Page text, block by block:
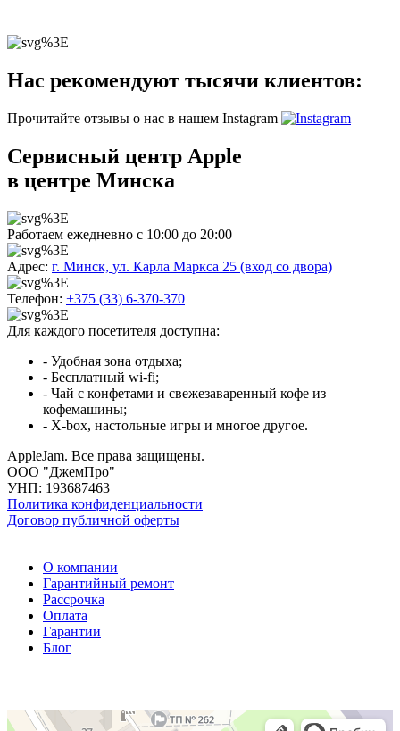
Нас рекомендуют тысячи клиентов:
Прочитайте отзывы о нас в нашем Instagram
Сервисный центр Apple
в центре Минска
Работаем ежедневно с 10:00 до 20:00
Адрес: г. Минск, ул. Карла Маркса 25 (вход со двора)
Телефон: +375 (33) 6-370-370
Для каждого посетителя доступна:
- Удобная зона отдыха;
- Бесплатный wi-fi;
- Чай с конфетами и свежезаваренный кофе из
кофемашины;
- X-box, настольные игры и многое другое.
AppleJam. Все права защищены.
ООО "ДжемПро"
УНП: 193687463
Политика конфиденциальности
Договор публичной оферты
О компании
Гарантийный ремонт
Рассрочка
Оплата
Гарантии
Блог